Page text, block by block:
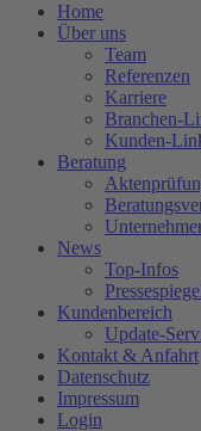
Home
Über uns
Team
Referenzen
Karriere
Branchen-
Kunden-
Beratung
News
Top-Infos
Kundenbereich
Update-
Kontakt & Anfahrt
Datenschutz
Impressum
Login